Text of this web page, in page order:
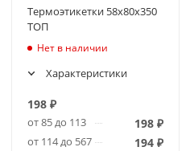
Термоэтикетки 58х80х350
ТОП
Нет в наличии
Характеристики
198 ₽
от 85 до 113 198₽
от 114 до 567 194₽